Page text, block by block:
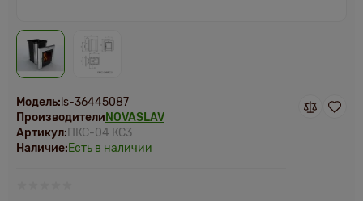
Модель: ls-36445087
Производители NOVASLAV
Артикул: ПКС-04 КС3
Наличие:Есть в наличии